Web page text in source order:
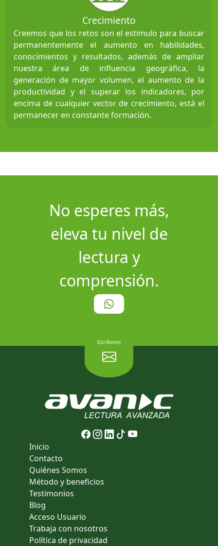
Crecimiento
Creemos que los retos son el estimulo para buscar
permanentemente el aumento en habilidades,
conocimientos y resultados, además de ampliar
nuestra área de influencia geográfica, la
generación de mayor volumen, el aumento de la
productividad y el superar los indicadores, por
encima de cualquier vector de crecimiento, está el
permanecer en constante formación.
No esperes más,
eleva tu nivel de
lectura y
comprensión.
Escríbenos
Inicio
Contacto
Quiénes Somos
Método y beneficios
Testimonios
Blog
Acceso Usuario
Trabaja con nosotros
Política de privacidad